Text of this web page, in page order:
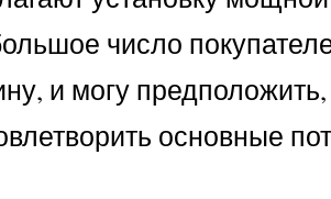
число
и могу
основные